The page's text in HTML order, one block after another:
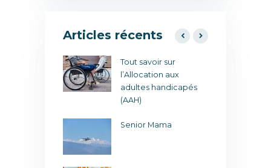
Articles récents
Tout savoir sur
l’Allocation aux
adultes handicapés
(AAH)
Senior Mama